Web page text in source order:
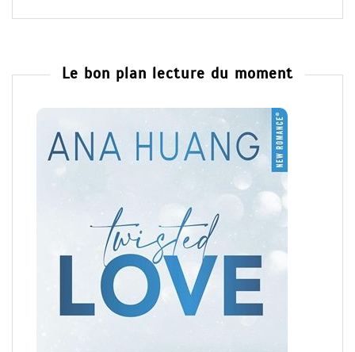
Le bon plan lecture du moment